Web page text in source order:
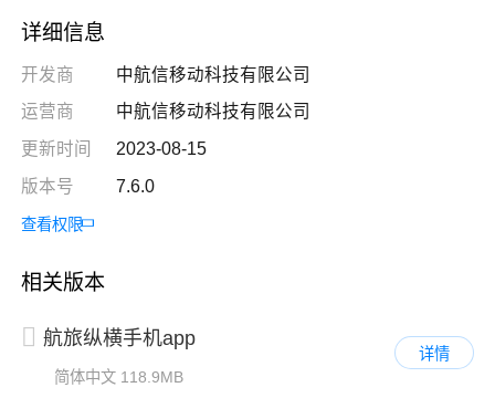
详细信息
开发商
中航信移动科技有限公司
运营商
中航信移动科技有限公司
更新时间
2023-08-15
版本号
7.6.0
查看权限
相关版本
航旅纵横手机app
简体中文 118.9MB
详情